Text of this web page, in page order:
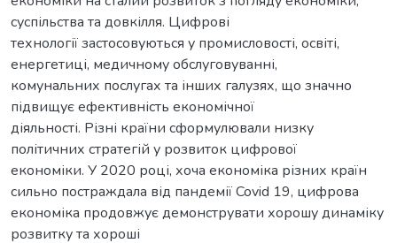
суспільства та довкілля. Цифрові
технології застосовуються у промисловості, освіті,
енергетиці, медичному обслуговуванні,
комунальних послугах та інших галузях, що значно
підвищує ефективність економічної
діяльності. Різні країни сформулювали низку
політичних стратегій у розвиток цифрової
економіки. У 2020 році, хоча економіка різних країн
сильно постраждала від пандемії Covid 19, цифрова
економіка продовжує демонструвати хорошу динаміку
розвитку та хороші